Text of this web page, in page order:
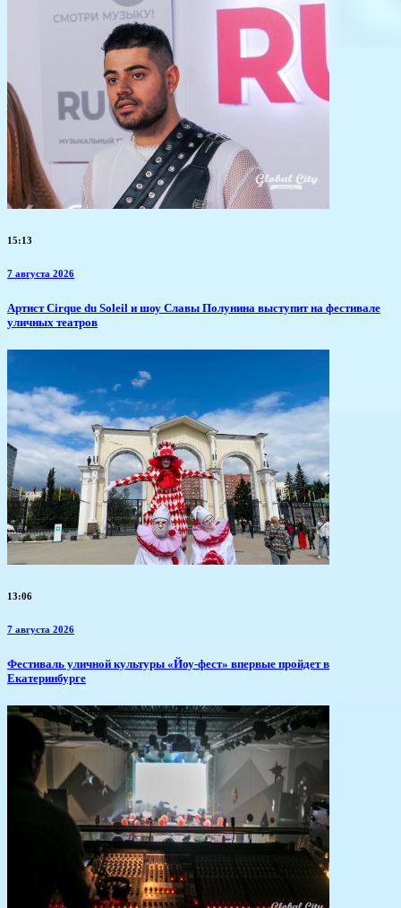
15:13
7 августа 2026
Артист Cirque du Soleil и шоу Славы Полунина выступит на фестивале
уличных театров
13:06
7 августа 2026
​Фестиваль уличной культуры «Йоу-фест» впервые пройдет в
Екатеринбурге